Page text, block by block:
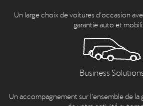
Un large choix de voitures d’occasion
garantie auto et
Business
Un accompagnement sur l’ensemble de la